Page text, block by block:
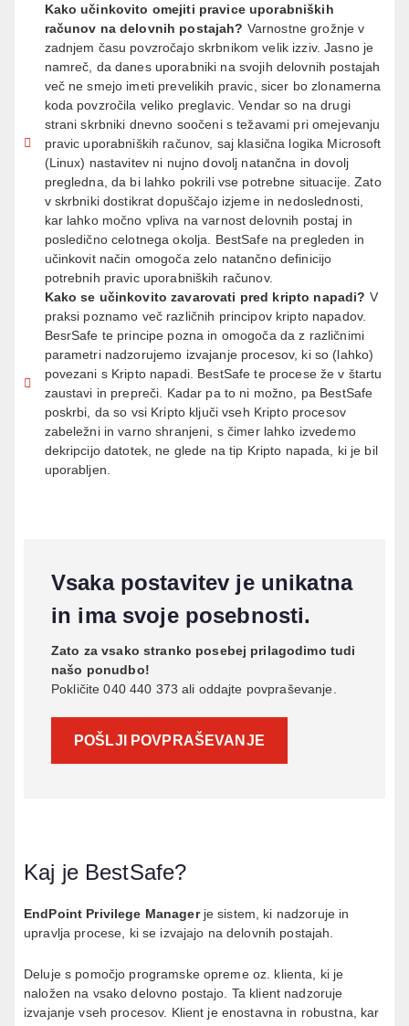
Kako učinkovito omejiti pravice uporabniških
računov na delovnih postajah? Varnostne grožnje v
zadnjem času povzročajo skrbnikom velik izziv. Jasno je
namreč, da danes uporabniki na svojih delovnih postajah
več ne smejo imeti prevelikih pravic, sicer bo zlonamerna
koda povzročila veliko preglavic. Vendar so na drugi
strani skrbniki dnevno soočeni s težavami pri omejevanju
pravic uporabniških računov, saj klasična logika Microsoft
(Linux) nastavitev ni nujno dovolj natančna in dovolj
pregledna, da bi lahko pokrili vse potrebne situacije. Zato
v skrbniki dostikrat dopuščajo izjeme in nedoslednosti,
kar lahko močno vpliva na varnost delovnih postaj in
posledično celotnega okolja. BestSafe na pregleden in
učinkovit način omogoča zelo natančno definicijo
potrebnih pravic uporabniških računov.
Kako se učinkovito zavarovati pred kripto napadi? V
praksi poznamo več različnih principov kripto napadov.
BesrSafe te principe pozna in omogoča da z različnimi
parametri nadzorujemo izvajanje procesov, ki so (lahko)
povezani s Kripto napadi. BestSafe te procese že v štartu
zaustavi in prepreči. Kadar pa to ni možno, pa BestSafe
poskrbi, da so vsi Kripto ključi vseh Kripto procesov
zabeležni in varno shranjeni, s čimer lahko izvedemo
dekripcijo datotek, ne glede na tip Kripto napada, ki je bil
uporabljen.
Vsaka postavitev je unikatna
in ima svoje posebnosti.
Zato za vsako stranko posebej prilagodimo tudi
našo ponudbo!
Pokličite 040 440 373 ali oddajte povpraševanje.
POŠLJI POVPRAŠEVANJE
Kaj je BestSafe?
EndPoint Privilege Managerje sistem, ki nadzoruje in
upravlja procese, ki se izvajajo na delovnih postajah.
Deluje s pomočjo programske opreme oz. klienta, ki je
naložen na vsako delovno postajo. Ta klient nadzoruje
izvajanje vseh procesov. Klient je enostavna in robustna, kar